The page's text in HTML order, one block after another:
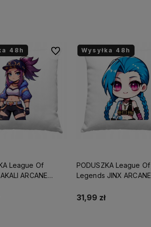
48h
League Of
ARCANE
NICK
Do ulubionychWysyłka 48h
PODUSZKA League Of
Legends JINX ARCANE
ŚWIĘTA+IMIĘ/NICK
31,99 zł